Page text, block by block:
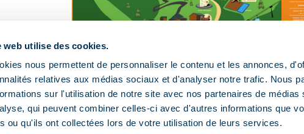
web utilise des cookies.
nous permettent de personnaliser le contenu et les annonces,
relatives aux médias sociaux et d'analyser notre trafic. Nous
sur l'utilisation de notre site avec nos partenaires de médias
qui peuvent combiner celles-ci avec d'autres informations que
ou qu'ils ont collectées lors de votre utilisation de leurs services.